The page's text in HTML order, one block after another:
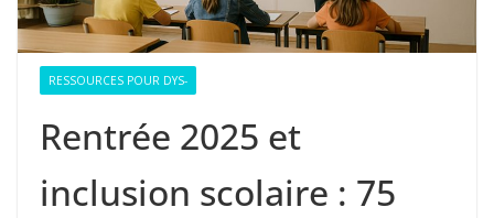
RESSOURCES POUR DYS-
Rentrée 2025 et
inclusion scolaire : 75